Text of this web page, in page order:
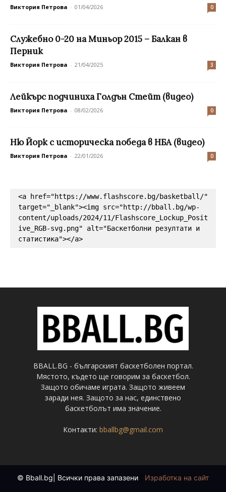
Виктория Петрова - 01/04/2026 0
Служебно 0-20 на Миньор 2015 – Балкан в
Перник
Виктория Петрова - 21/04/2025 3
Лейкърс подчиниха Голдън Стейт (видео)
Виктория Петрова - 08/02/2026 0
Ню Йорк с историческа победа в НБА (видео)
Виктория Петрова - 22/01/2026 0
<a href="https://www.flashscore.bg/basketball/"
target="_blank"><img src="http://bball.bg/wp-
content/uploads/2024/11/Flashscore_Lockup_Posit
ive_RGB-svg.png" alt="Баскетболни резултати и
статистика"></a>
BBALL.BG - българският баскетболен портал.
Мястото, където ще говорим за баскетбол.
Защото обичаме играта. Защото живеем
заради нея. Защото за нас, единствено
баскетболът има значение.
Контакти: bballbg@gmail.com
© Bball.bg| Всички права запазени Изработка на сайт